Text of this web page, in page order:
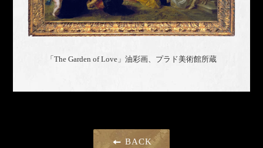
「The Garden of Love」 油彩画、プラド美術館所蔵
BACK